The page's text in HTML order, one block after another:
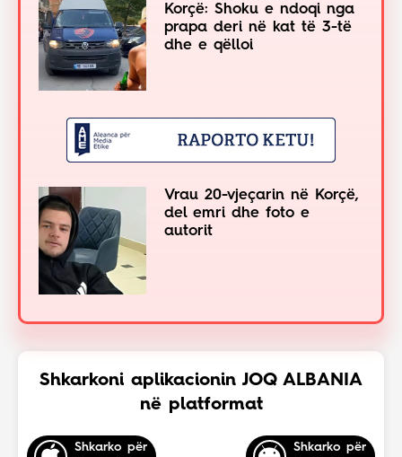
Korçë: Shoku e ndoqi nga
prapa deri në kat të 3-të
dhe e qëlloi
Vrau 20-vjeçarin në Korçë,
del emri dhe foto e
autorit
Shkarkoni aplikacionin JOQ ALBANIA
në platformat
Shkarko për
Shkarko për